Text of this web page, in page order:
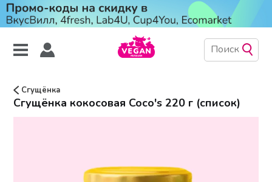
Сгущёнка
Cгущёнка кокосовая Coco's 220 г (список)